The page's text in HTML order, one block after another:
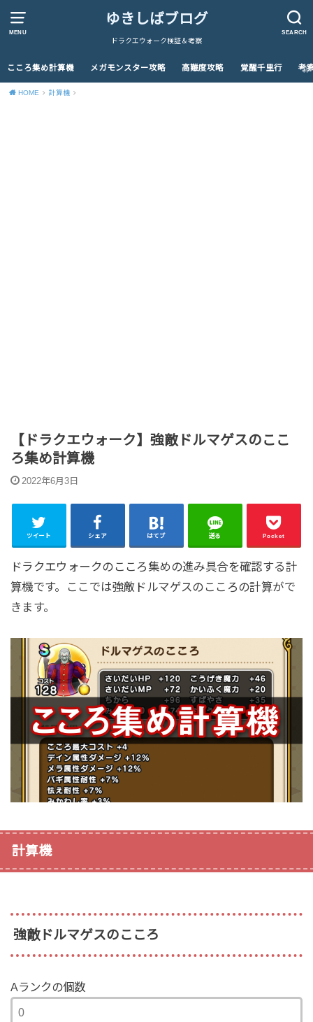
MENU SEARCH
ゆきしばブログ
ドラクエウォーク検証＆考察
こころ集め計算機 メガモンスター攻略 高難度攻略 覚醒千里行 考
HOME 計算機
【ドラクエウォーク】強敵ドルマゲスのここ
ろ集め計算機
2022年6月3日
ツイート シェア はてブ 送る Pocket
ドラクエウォークのこころ集めの進み具合を確認する計
算機です。ここでは強敵ドルマゲスのこころの計算がで
きます。
計算機
強敵ドルマゲスのこころ
Aランクの個数